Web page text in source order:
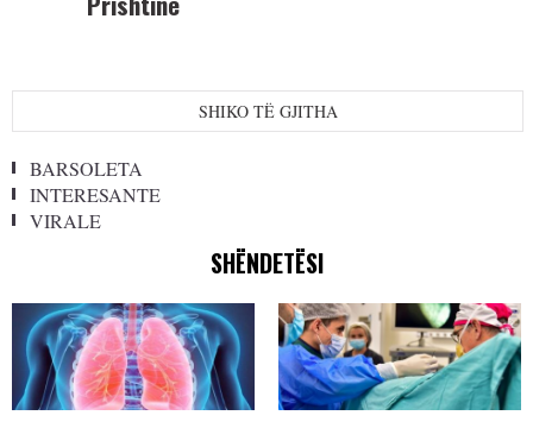
SHIKO TË GJITHA
BARSOLETA
INTERESANTE
VIRALE
SHËNDETËSI